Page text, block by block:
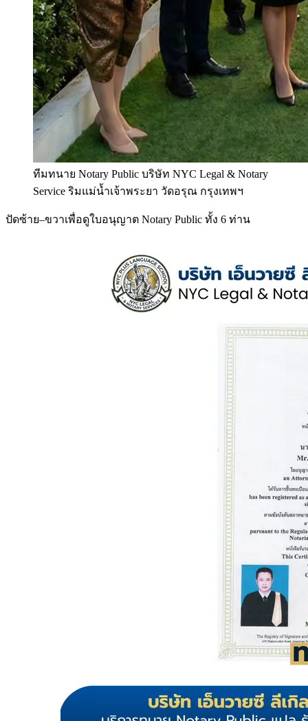
ทีมทนาย Notary Public บริษัท NYC Legal & Notary
Service ริมแม่น้ำเจ้าพระยา วัดอรุณ กรุงเทพฯ
ปัดซ้าย–ขวาเพื่อดูใบอนุญาต Notary Public ทั้ง 6 ท่าน